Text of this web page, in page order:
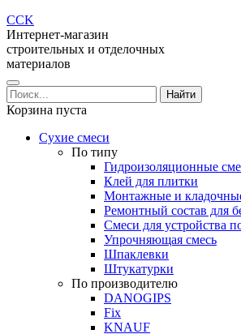
CCK
Интернет-магазин
строительных и отделочных
материалов
Корзина пуста
Сухие смеси
По типу
Гидроизоляционные
Клей для плитки
Монтажные и
Ремонтный состав для
Смеси для устройства
Упрочняющая смесь
Шпаклевки
Штукатурки
По производителю
DANOGIPS
Fix
KNAUF